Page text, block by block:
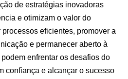
de estratégias inovadoras
e otimizam o valor do
eficientes, promover a
e permanecer aberto à
enfrentar os desafios do
confiança e alcançar o sucesso